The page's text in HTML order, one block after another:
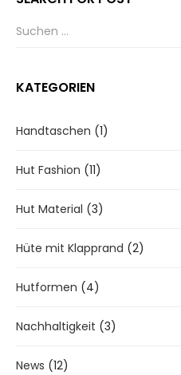
KATEGORIEN
Handtaschen (1)
Hut Fashion (11)
Hut Material (3)
Hüte mit Klapprand (2)
Hutformen (4)
Nachhaltigkeit (3)
News (12)